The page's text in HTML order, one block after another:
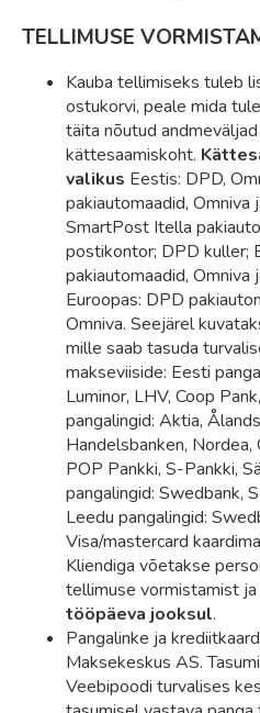
TELLIMUSE
Kauba tellimiseks tuleb
ostukorvi, peale mida
täita nõutud
kättesaamiskoht.
valikus Eestis: DPD,
pakiautomaadid, Omniva
SmartPost Itella
postikontor; DPD kuller;
pakiautomaadid, Omniva
Euroopas: DPD
Omniva. Seejärel
mille saab tasuda
makseviiside: Eesti
Luminor, LHV, Coop
pangalingid: Aktia,
Handelsbanken,
POP Pankki, S-Pankki,
pangalingid: Swedbank,
Leedu pangalingid:
Visa/mastercard
Kliendiga võetakse
tellimuse vormistamist
tööpäeva jooksul.
Pangalinke ja
Maksekeskus AS.
Veebipoodi turvalises